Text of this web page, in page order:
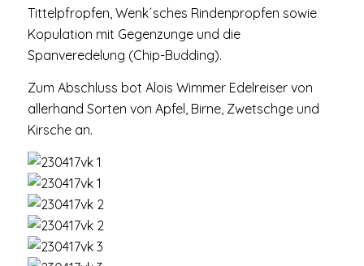
Tittelpfropfen, Wenk´sches Rindenpropfen sowie
Kopulation mit Gegenzunge und die
Spanveredelung (Chip-Budding).
Zum Abschluss bot Alois Wimmer Edelreiser von
allerhand Sorten von Apfel, Birne, Zwetschge und
Kirsche an.